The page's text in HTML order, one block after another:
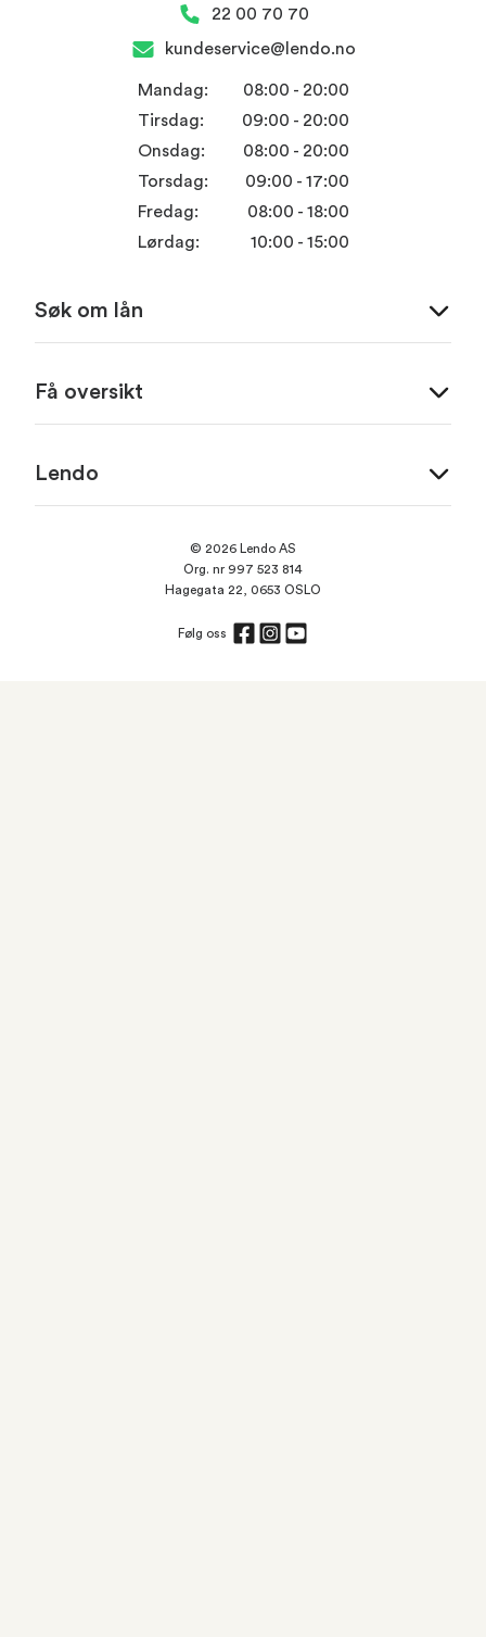
22 00 70 70
kundeservice@lendo.no
Mandag:
08:00 - 20:00
Tirsdag:
09:00 - 20:00
Onsdag:
08:00 - 20:00
Torsdag:
09:00 - 17:00
Fredag:
08:00 - 18:00
Lørdag:
10:00 - 15:00
Søk om lån
Få oversikt
Lendo
© 2026 Lendo AS
Org. nr 997 523 814
Hagegata 22, 0653 OSLO
Følg oss